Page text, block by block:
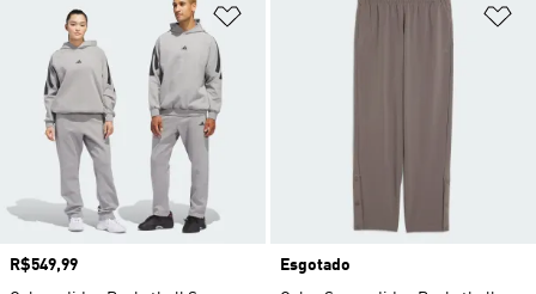
Adicionar à Lista de Desejos
Preço
R$549,99
Esgotado